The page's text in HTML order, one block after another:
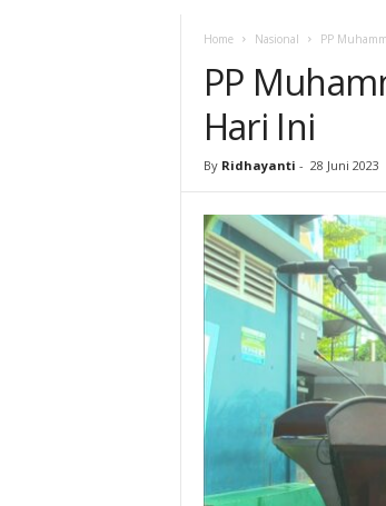
Home Nasional PP
PP
Hari Ini
By Ridhayanti - 28 Juni 2023